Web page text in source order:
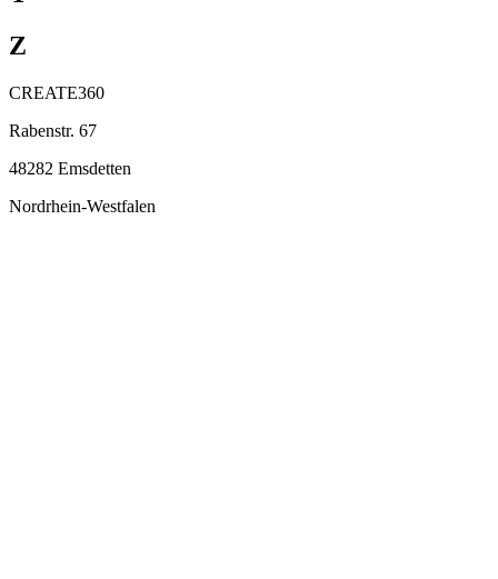
Z
CREATE360
Rabenstr. 67
48282 Emsdetten
Nordrhein-Westfalen